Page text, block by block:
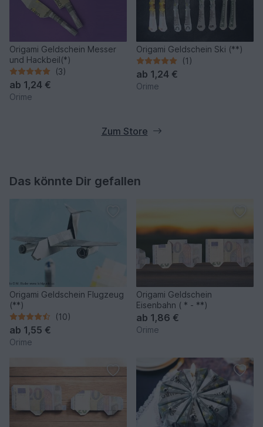
Origami Geldschein Messer
und Hackbeil(*)
(3)
ab 1,24 €
Orime
Origami Geldschein Ski (**)
(1)
ab 1,24 €
Orime
Zum Store
Das könnte Dir gefallen
Origami Geldschein Flugzeug
(**)
(10)
ab 1,55 €
Orime
Origami Geldschein
Eisenbahn ( * - **)
ab 1,86 €
Orime